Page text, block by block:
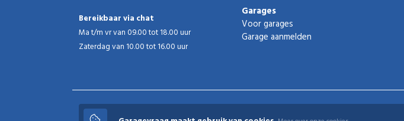
Bereikbaar via chat
Ma t/m vr van 09.00 tot 18.00 uur
Zaterdag van 10.00 tot 16.00 uur
Garages
Voor garages
Garage aanmelden
Garagevraag